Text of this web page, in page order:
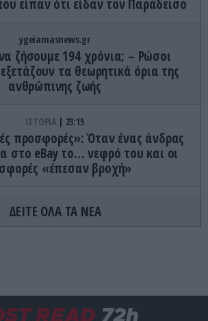
είπαν ότι είδαν τον Παράδεισο
ygeiamasnews.gr
ζήσουμε 194 χρόνια; – Ρώσοι
τα θεωρητικά όρια της
ανθρώπινης ζωής
ΙΣΤΟΡΙΑ 23:15
προσφορές»: Όταν ένας άνδρας
στο eBay το… νεφρό του και οι
«έπεσαν βροχή»
ΚΟΣΜΟΣ 23:11
κληρονομιάς πίσω από το
ΔΕΙΤΕ ΟΛΑ ΤΑ ΝΕΑ
READ 72h